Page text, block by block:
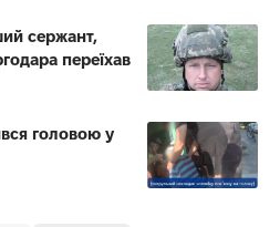
сержант,
переїхав
головою у